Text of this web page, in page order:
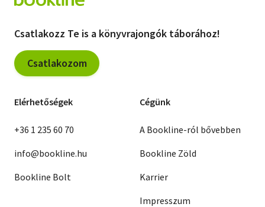
Csatlakozz Te is a könyvrajongók táborához!
Csatlakozom
Elérhetőségek
+36 1 235 60 70
info@bookline.hu
Bookline Bolt
Cégünk
A Bookline-ról bővebben
Bookline Zöld
Karrier
Impresszum